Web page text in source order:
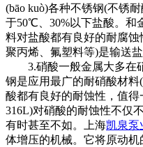
(bāo kuò)各种不锈钢(不锈
于50℃、30%以下盐酸。和
料对盐酸都有良好的耐腐
聚丙烯、氟塑料等)是输送盐
3.硝酸一般金属大多在
钢是应用最广的耐硝酸材料
酸都有良好的耐蚀性，值得
316L)对硝酸的耐蚀性不仅
有时甚至不如。上海凯泉泵
体增压的机械。它将原动